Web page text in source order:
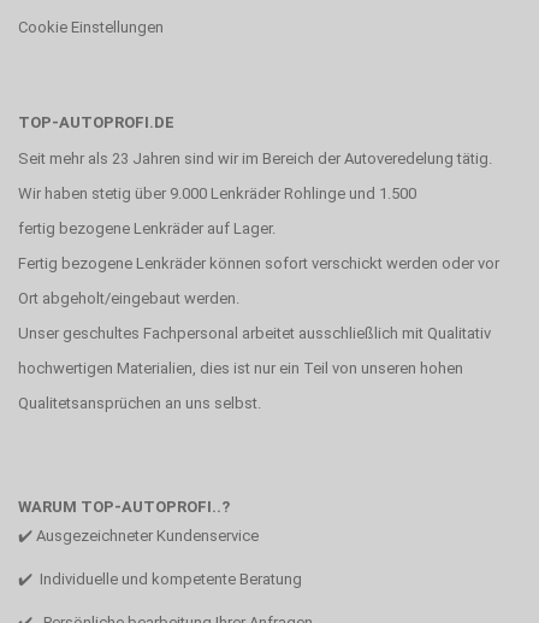
Cookie Einstellungen
TOP-AUTOPROFI.DE
Seit mehr als 23 Jahren sind wir im Bereich der Autoveredelung tätig.
Wir haben stetig über 9.000 Lenkräder Rohlinge und 1.500
fertig bezogene Lenkräder auf Lager.
Fertig bezogene Lenkräder können sofort verschickt werden oder vor
Ort abgeholt/eingebaut werden.
Unser geschultes Fachpersonal arbeitet ausschließlich mit Qualitativ
hochwertigen Materialien, dies ist nur ein Teil von unseren hohen
Qualitetsansprüchen an uns selbst.
WARUM TOP-AUTOPROFI..?
✔️ Ausgezeichneter Kundenservice
✔️ Individuelle und kompetente Beratung